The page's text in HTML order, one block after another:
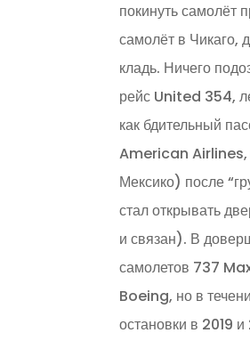
покинуть самолёт
самолёт в Чикаго,
кладь. Ничего
рейс United 354,
как бдительный
American Airlines,
Мексико) после
стал открывать
и связан). В
самолетов 737
Boeing, но в
остановки в 2019